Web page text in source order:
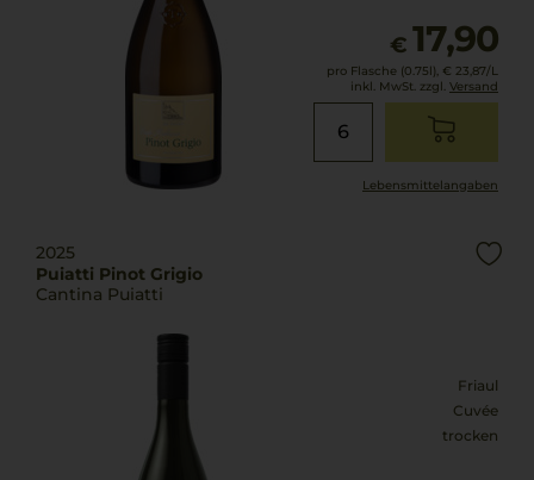
€ 17,90
pro Flasche (0.75l), € 23,87/L
inkl. MwSt. zzgl. Versand
Lebensmittel­angaben
2025
Puiatti Pinot Grigio
Cantina Puiatti
Friaul
Cuvée
trocken